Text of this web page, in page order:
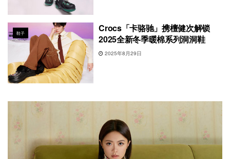
鞋子
Crocs「卡骆驰」携檀健次解锁
2025全新冬季暖棉系列洞洞鞋
2025年8月29日